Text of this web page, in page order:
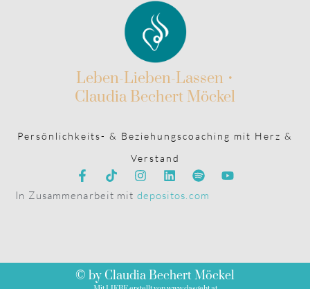
Leben-Lieben-Lassen •
Claudia Bechert Möckel
Persönlichkeits- & Beziehungscoaching mit Herz &
Verstand
In Zusammenarbeit mit depositos.com
© by Claudia Bechert Möckel